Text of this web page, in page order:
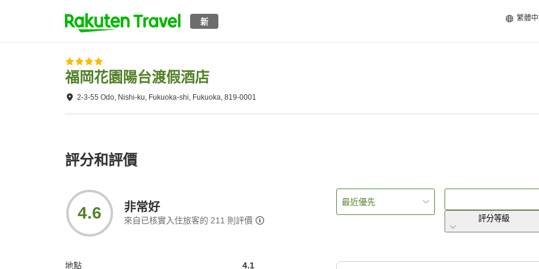
新 繁體中
福岡花園陽台渡假酒店
2-3-55 Odo, Nishi-ku, Fukuoka-shi, Fukuoka, 819-0001
評分和評價
4.6 非常好
來自已核實入住旅客的 211 則評價
地點 4.1
最近優先
評分等級